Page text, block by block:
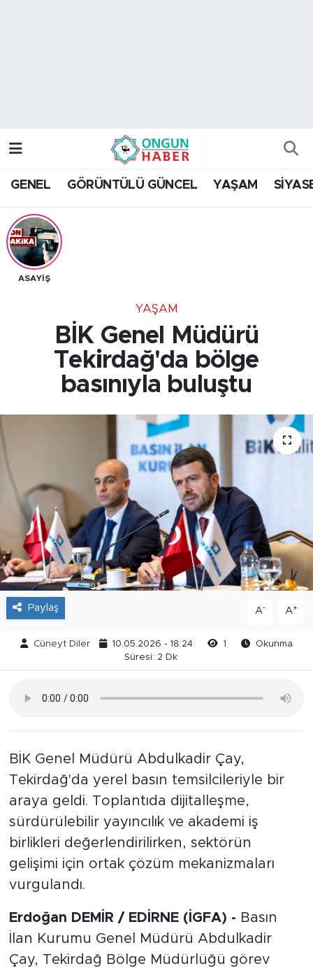
GENEL GÖRÜNTÜLÜ GÜNCEL YAŞAM
ASAYİŞ
YAŞAM
BİK Genel Müdürü
Tekirdağ'da bölge
basınıyla buluştu
Paylaş A- A+
Cüneyt Diler 10.05.2026 - 18:24 1
Okunma
Süresi: 2 Dk
BİK Genel Müdürü Abdulkadir Çay,
Tekirdağ'da yerel basın temsilcileriyle bir
araya geldi. Toplantıda dijitalleşme,
sürdürülebilir yayıncılık ve akademi iş
birlikleri değerlendirilirken, sektörün
gelişimi için ortak çözüm mekanizmaları
vurgulandı.
Erdoğan DEMİR / EDİRNE (İGFA) - Basın
İlan Kurumu Genel Müdürü Abdulkadir
Çay, Tekirdağ Bölge Müdürlüğü görev
Trafik Durumu
Tüm Manşetler
Son Dakika Haberleri